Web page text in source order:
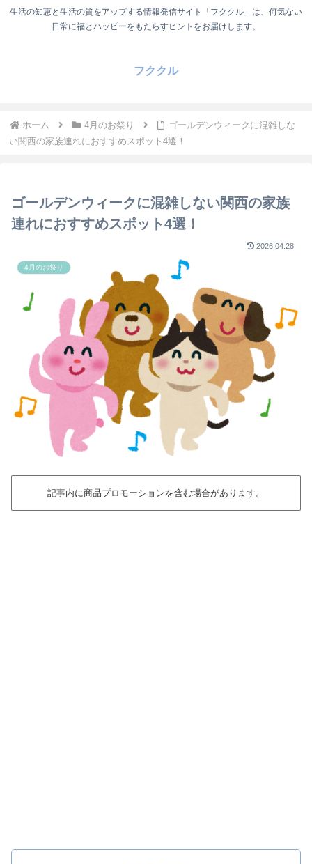
生活の知恵と生活の質をアップする情報発信サイト「フククル」は、何気ない
日常に福とハッピーをもたらすヒントをお届けします。
フククル
ホーム 4月のお祭り
ゴールデンウィークに混雑しな
い関西の家族連れにおすすめスポット4選！
ゴールデンウィークに混雑しない関西の家族
連れにおすすめスポット4選！
2026.04.28
4月のお祭り
記事内に商品プロモーションを含む場合があります。